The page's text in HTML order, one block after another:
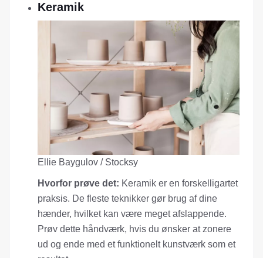
Keramik
Ellie Baygulov / Stocksy
Hvorfor prøve det: Keramik er en forskelligartet
praksis. De fleste teknikker gør brug af dine
hænder, hvilket kan være meget afslappende.
Prøv dette håndværk, hvis du ønsker at zonere
ud og ende med et funktionelt kunstværk som et